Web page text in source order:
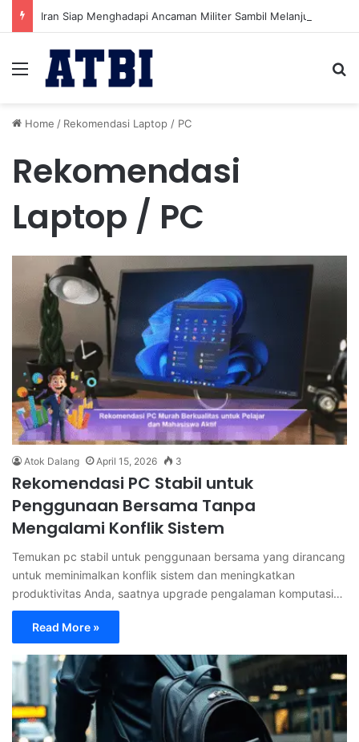
Menu
Home / Rekomendasi Laptop / PC
Rekomendasi
Laptop / PC
Atok Dalang April 15, 2026 3
Rekomendasi PC Stabil untuk
Penggunaan Bersama Tanpa
Mengalami Konflik Sistem
Temukan pc stabil untuk penggunaan bersama yang dirancang
untuk meminimalkan konflik sistem dan meningkatkan
produktivitas Anda, saatnya upgrade pengalaman komputasi…
Read More »